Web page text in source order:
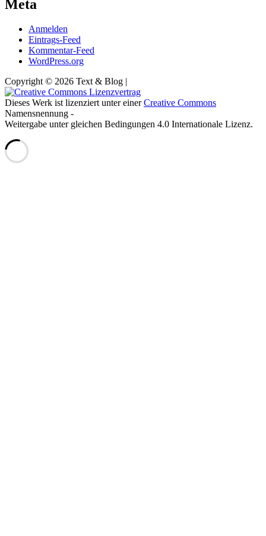
Meta
Anmelden
Eintrags-Feed
Kommentar-Feed
WordPress.org
Copyright © 2026 Text & Blog |
Dieses Werk ist lizenziert unter einerCreative Commons
Namensnennung -
Weitergabe unter gleichen Bedingungen 4.0 Internationale Lizenz.